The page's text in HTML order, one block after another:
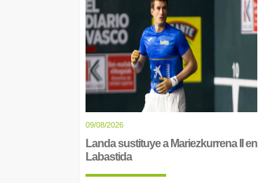
09/08/2026
Landa sustituye a Mariezkurrena II en
Labastida